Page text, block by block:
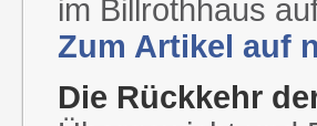
im Billrothhaus
Zum Artikel auf
Die Rückkehr